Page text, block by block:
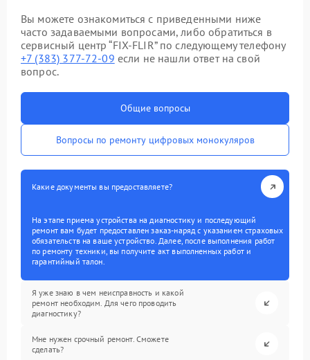
Вы можете ознакомиться с приведенными ниже
часто задаваемыми вопросами, либо обратиться в
сервисный центр “FIX-FLIR” по следующему телефону
+7 (383) 377-72-09 если не нашли ответ на свой
вопрос.
Общие вопросы
Вопросы по ремонту цифровых монокуляров
Какие документы вы предоставляете?
На этапе приема устройства на диагностику и последующий
ремонт вам будет предоставлен заказ-наряд с указанием страховых
обязательств на ваше устройство. Далее, после выполнения работ
по ремонту техники, вы получите акт выполненных работ и
гарантийный талон.
Я уже знаю в чем неисправность и какой
ремонт необходим. Для чего проводить
диагностику?
Мне нужен срочный ремонт. Сможете
сделать?